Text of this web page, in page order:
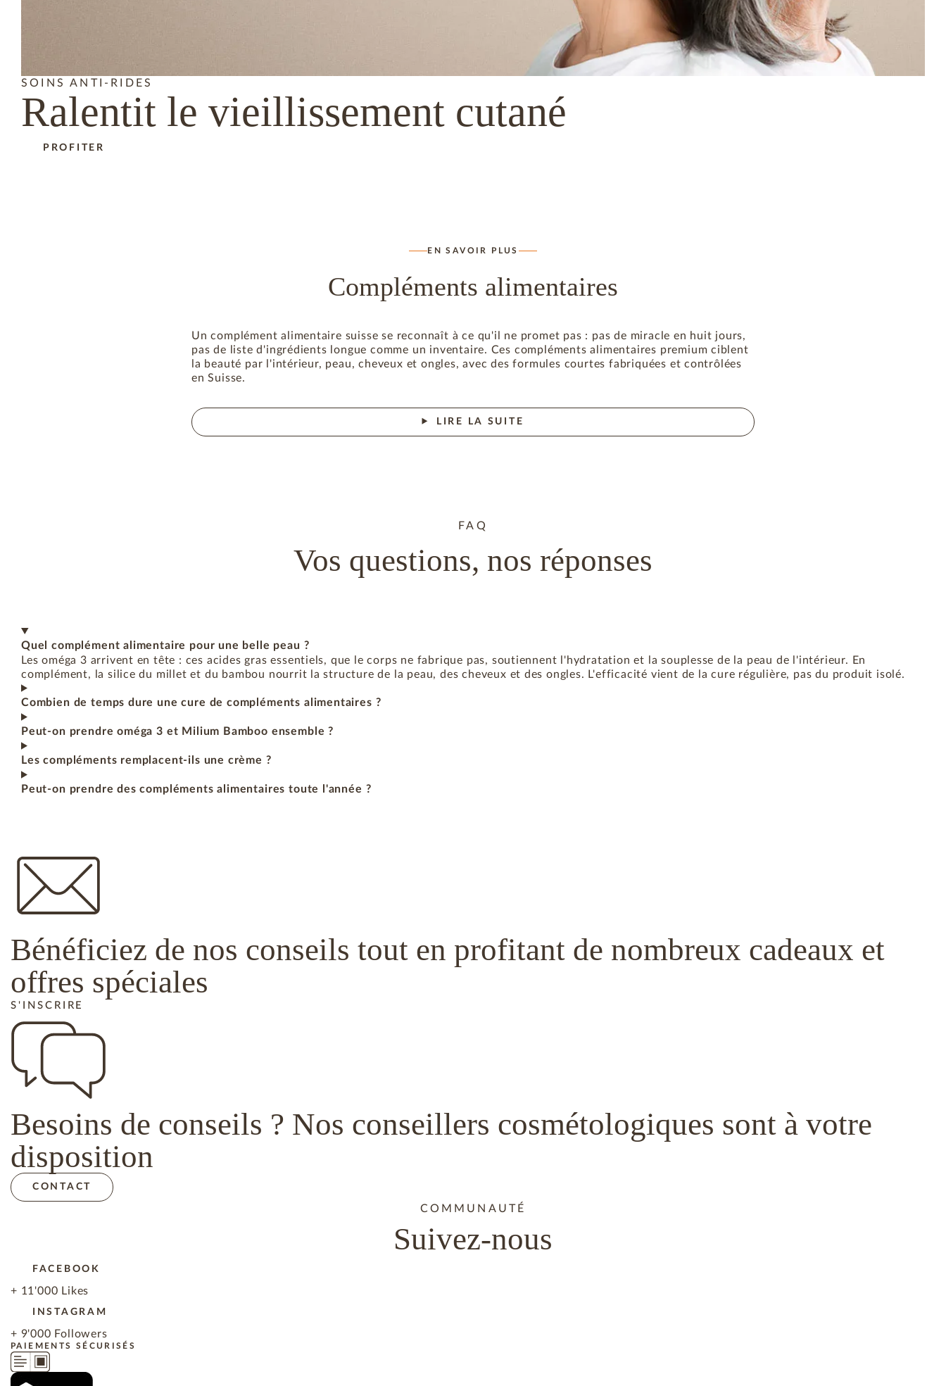
SOINS ANTI-RIDES
Ralentit le vieillissement cutané
PROFITER
EN SAVOIR PLUS
Compléments alimentaires
Un complément alimentaire suisse se reconnaît à ce qu'il ne promet pas : pas de miracle en huit jours,
pas de liste d'ingrédients longue comme un inventaire. Ces compléments alimentaires premium ciblent
la beauté par l'intérieur, peau, cheveux et ongles, avec des formules courtes fabriquées et contrôlées
en Suisse.
LIRE LA SUITE
FAQ
Vos questions, nos réponses
Quel complément alimentaire pour une belle peau ?
Les oméga 3 arrivent en tête : ces acides gras essentiels, que le corps ne fabrique pas, soutiennent l'hydratation et la souplesse de la peau de l'intérieur. En
complément, la silice du millet et du bambou nourrit la structure de la peau, des cheveux et des ongles. L'efficacité vient de la cure régulière, pas du produit isolé.
Combien de temps dure une cure de compléments alimentaires ?
Peut-on prendre oméga 3 et Milium Bamboo ensemble ?
Les compléments remplacent-ils une crème ?
Peut-on prendre des compléments alimentaires toute l'année ?
Bénéficiez de nos conseils tout en profitant de nombreux cadeaux et
offres spéciales
S'INSCRIRE
Besoins de conseils ? Nos conseillers cosmétologiques sont à votre
disposition
CONTACT
COMMUNAUTÉ
Suivez-nous
FACEBOOK
+ 11'000 Likes
INSTAGRAM
+ 9'000 Followers
PAIEMENTS SÉCURISÉS